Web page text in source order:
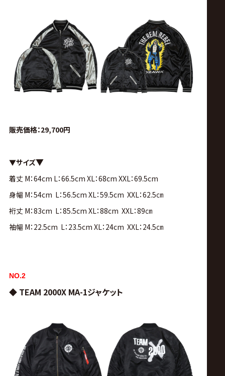
販売価格：29,700円
▼サイズ▼
着丈 M：64cm L：66.5cm XL：68cm XXL：69.5cm
身幅 M：54cm L：56.5cm XL：59.5cm XXL：62.5㎝
裄丈 M：83cm L：85.5cm XL：88cm XXL：89㎝
袖幅 M：22.5cm L：23.5cm XL：24cm XXL：24.5㎝
NO.2
◆ TEAM 2000X MA-1ジャケット